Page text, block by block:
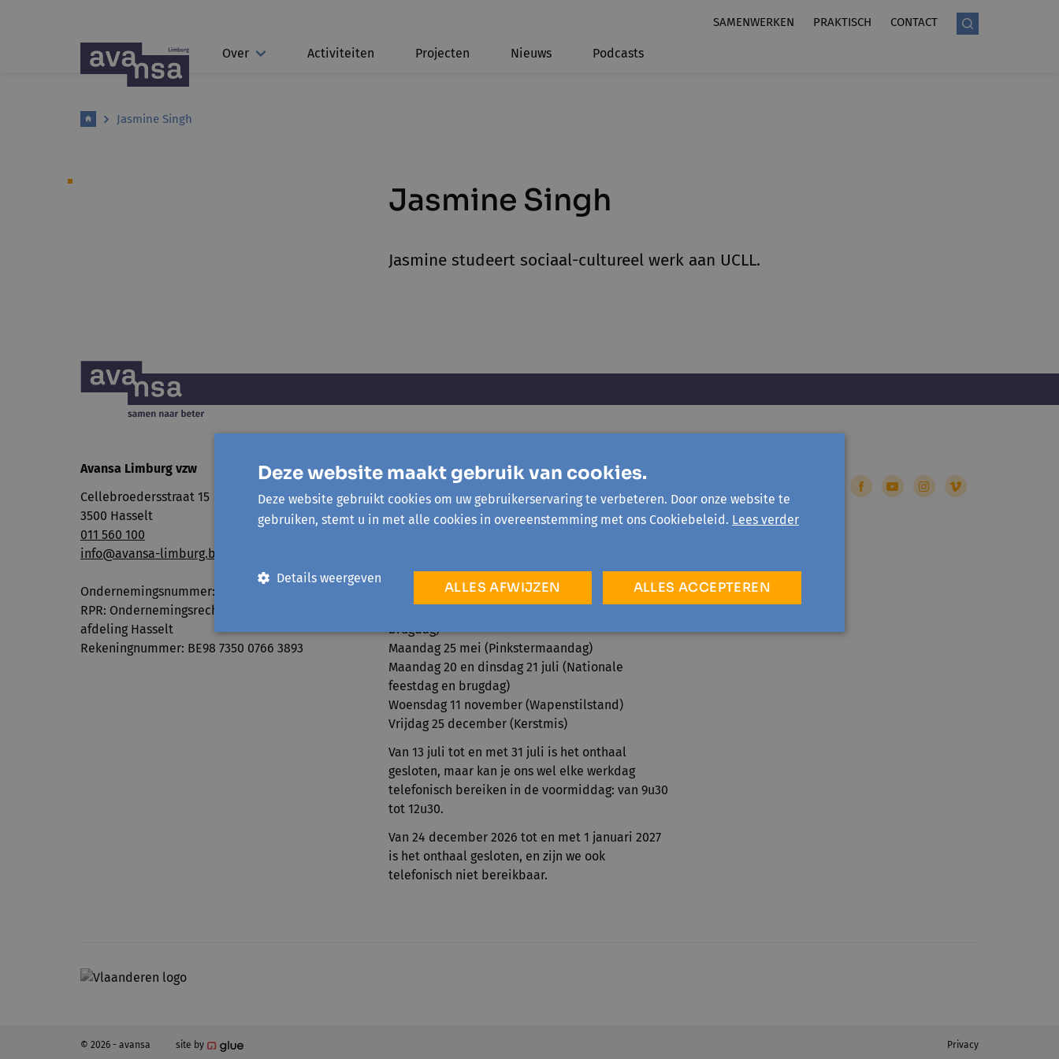
SAMENWERKEN PRAKTISCH CONTACT
Over Activiteiten Projecten Nieuws Podcasts
Jasmine Singh
Jasmine Singh
Jasmine studeert sociaal-cultureel werk aan UCLL.
Avansa Limburg vzw
Cellebroedersstraat 15
3500 Hasselt
011 560 100
info@avansa-limburg.be
Ondernemingsnummer: ​0860.323.286
RPR: Ondernemingsrechtbank Antwerpen,
afdeling Hasselt
Rekeningnummer: BE98 7350 0766 3893
Openingsuren onthaal
Maandag tot en met vrijdag van 9u30 tot 12u30
en 13u30 tot 16u
Maandag 6 april (Paasmaandag)
Vrijdag 1 mei (Dag van de Arbeid)
brugdag)
Maandag 25 mei (Pinkstermaandag)
Maandag 20 en dinsdag 21 juli (Nationale
feestdag en brugdag)
Woensdag 11 november (Wapenstilstand)
Vrijdag 25 december (Kerstmis)
Van 13 juli tot en met 31 juli is het onthaal
gesloten, maar kan je ons wel elke werkdag
telefonisch bereiken in de voormiddag: van 9u30
tot 12u30.
Van 24 december 2026 tot en met 1 januari 2027
is het onthaal gesloten, en zijn we ook
telefonisch niet bereikbaar.
Privacy
© 2026 - avansa site by
Deze website maakt gebruik van cookies.
Deze website gebruikt cookies om uw gebruikerservaring te verbeteren. Door onze website te
gebruiken, stemt u in met alle cookies in overeenstemming met ons Cookiebeleid. Lees verder
ALLES ACCEPTEREN
ALLES AFWIJZEN
Details weergeven